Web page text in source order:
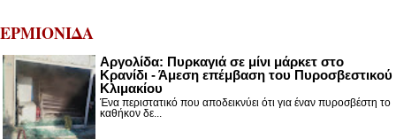
ΕΡΜΙΟΝΙΔΑ
Αργολίδα: Πυρκαγιά σε μίνι μάρκετ στο
Κρανίδι - Άμεση επέμβαση του Πυροσβεστικού
Κλιμακίου
Ένα περιστατικό που αποδεικνύει ότι για έναν πυροσβέστη το
καθήκον δε...